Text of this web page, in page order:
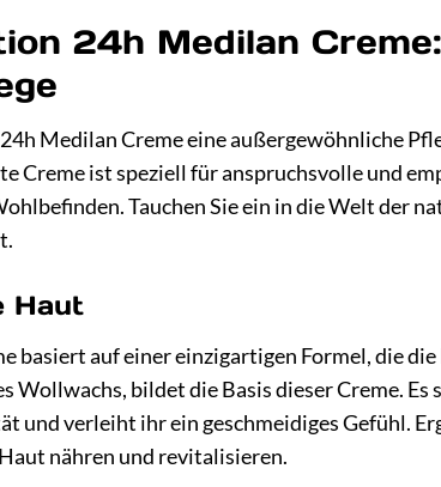
24h Medilan
Medilan Creme eine außergewöhnliche
Creme ist speziell für anspruchsvolle und
Tauchen Sie ein in die Welt der
Haut
basiert auf einer einzigartigen Formel, die
bildet die Basis dieser Creme. Es
verleiht ihr ein geschmeidiges Gefühl.
nähren und revitalisieren.